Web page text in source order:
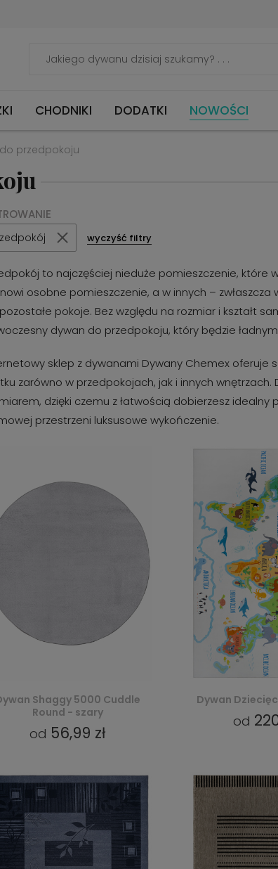
CHODNIKI DODATKI NOWOŚCI
przedpokoju
wyczyść filtry
to najczęściej nieduże pomieszczenie,
osobne pomieszczenie, a w innych –
pokoje. Bez względu na rozmiar i kształt
dywan do przedpokoju, który będzie
sklep z dywanami Dywany Chemex oferuje
zarówno w przedpokojach, jak i innych
dzięki czemu z łatwością dobierzesz
przestrzeni luksusowe wykończenie.
Shaggy 5000 Cuddle
Round - szary
od 56,99 zł
Dywan
od